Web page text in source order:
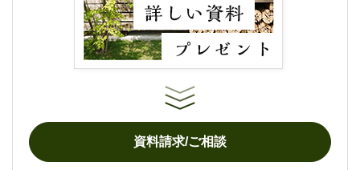
資料請求/ご相談